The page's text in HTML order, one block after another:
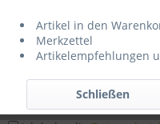
Benachrichtigen
lieferbar ist.
Artikel in den
Merkzettel
Artikelempfehlungen
Schließen